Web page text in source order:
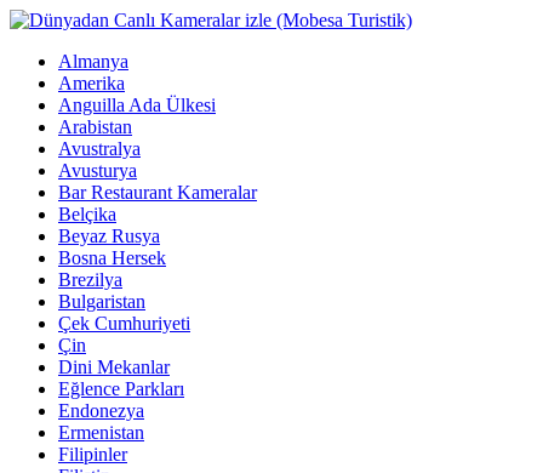
Almanya
Amerika
Anguilla Ada Ülkesi
Arabistan
Avustralya
Avusturya
Bar Restaurant Kameralar
Belçika
Beyaz Rusya
Bosna Hersek
Brezilya
Bulgaristan
Çek Cumhuriyeti
Çin
Dini Mekanlar
Eğlence Parkları
Endonezya
Ermenistan
Filipinler